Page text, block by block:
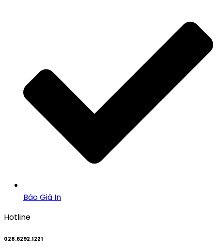
Báo Giá In
Hotline
028.6292.1221